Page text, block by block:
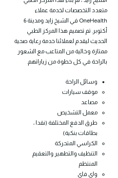
متعدد التخصصات لخدمة عملاء
OneHealth في الشيخ زايد ومدينة 6
أكتوبر. تم تصميم هذا المركز الطبي
الحديث ليقدم لعملائنا خدمة رعاية صحية
ممتازة وخالية من المتاعب مع الشعور
بالراحة في كل خطوة من زياراتهم.
وسائل الراحة
موقف سيارات
مصاعد
معمل التشخيص
طرق الدفع المختلفة (نقدا ،
بطاقات بنكية)
الكراسي المتحركة
التنظيف والتطهير والتعقيم
المنتظم
واي فاي